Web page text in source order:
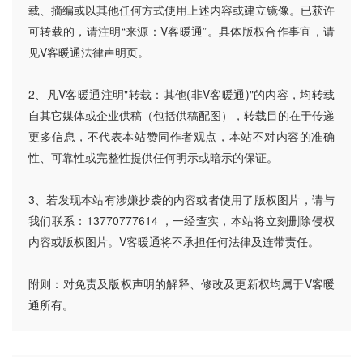
载、摘编或以其他任何方式使用上述内容或建立镜像。已获许
可转载的，请注明“来源：V客暖通”。具体版权合作事宜，请
见V客暖通法律声明页。
2、凡V客暖通注明"转载：其他(非V客暖通)"的内容，均转载
自其它媒体或企业供稿（包括供稿配图），转载目的在于传递
更多信息，不代表本站赞同作者观点，本站不对内容的准确
性、可靠性或完整性提供任何明示或暗示的保证。
3、若发现本站有涉嫌抄袭的内容或者使用了版权图片，请与
我们联系：13770777614 ，一经查实，本站将立刻删除侵权
内容或版权图片。V客暖通将不承担任何法律及连带责任。
附则：对免责及版权声明的解释、修改及更新权均属于V客暖
通所有。